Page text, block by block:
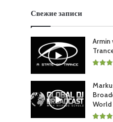
Свежие записи
Armin
World